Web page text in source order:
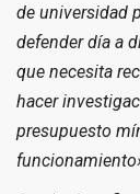
de universidad
defender día a
que necesita
hacer
presupuesto